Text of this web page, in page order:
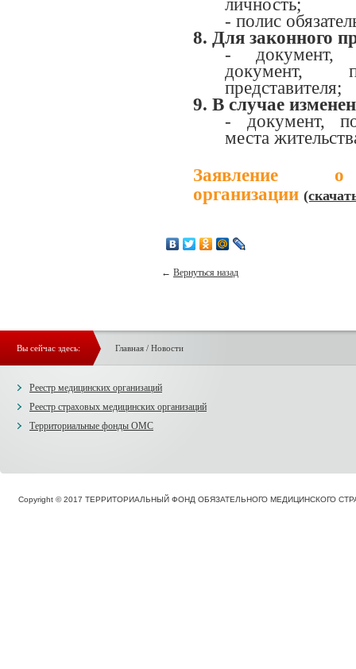
- полис
8. Для законного
- документ,
документ,
представителя;
9. В случае
- документ,
места
Заявление
организации
← Вернуться назад
Вы сейчас здесь: Главная/ Новости
Реестр медицинских организаций
Реестр страховых медицинских организаций
Территориальные фонды ОМС
Copyright © 2017 ТЕРРИТОРИАЛЬНЫЙ ФОНД ОБЯЗАТЕЛЬНОГО МЕДИЦИНСКОГО